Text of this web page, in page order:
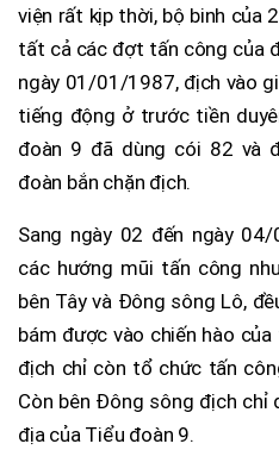
viện rất kịp thời, bộ binh của
tất cả các đợt tấn công của
ngày 01/01/1987, địch vào
tiếng động ở trước tiền
đoàn 9 đã dùng cói 82 và
đoàn bắn chặn địch.
Sang ngày 02 đến ngày
các hướng mũi tấn công
bên Tây và Đông sông Lô,
bám được vào chiến hào
địch chỉ còn tổ chức tấn
Còn bên Đông sông địch chỉ
địa của Tiểu đoàn 9.